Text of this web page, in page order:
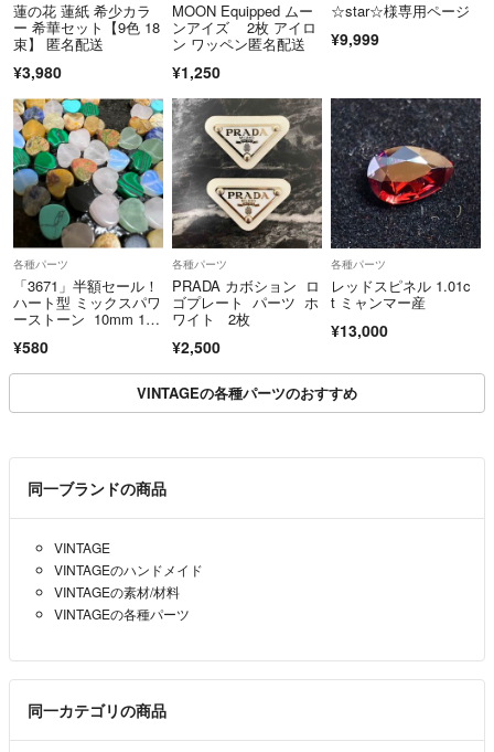
ます。
蓮の花 蓮紙 希少カラ
ー 希華セット【9色 18
束】 匿名配送
¥3,980
MOON Equipped ムー
ンアイズ 2枚 アイロ
ン ワッペン匿名配送
¥1,250
☆star☆様専用ページ
¥9,999
各種パーツ
「3671」半額セール！
ハート型 ミックスパワ
ーストーン 10mm 1
¥580
各種パーツ
PRADA カボション ロ
ゴプレート パーツ ホ
ワイト 2枚
¥2,500
各種パーツ
レッドスピネル 1.01c
t ミャンマー産
¥13,000
VINTAGEの各種パーツのおすすめ
同一ブランドの商品
VINTAGE
VINTAGEのハンドメイド
VINTAGEの素材/材料
VINTAGEの各種パーツ
同一カテゴリの商品